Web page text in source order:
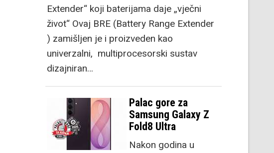
Extender“ koji baterijama daje „vječni
život“ Ovaj BRE (Battery Range Extender
) zamišljen je i proizveden kao
univerzalni, multiprocesorski sustav
dizajniran…
Palac gore za
Samsung Galaxy Z
Fold8 Ultra
Nakon godina u